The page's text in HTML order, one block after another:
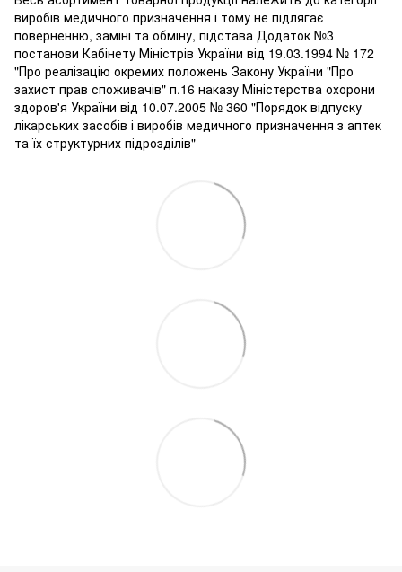
виробів медичного призначення і тому не підлягає
поверненню, заміні та обміну, підстава Додаток №3
постанови Кабінету Міністрів України від 19.03.1994 № 172
"Про реалізацію окремих положень Закону України "Про
захист прав споживачів" п.16 наказу Міністерства охорони
здоров'я України від 10.07.2005 № 360 "Порядок відпуску
лікарських засобів і виробів медичного призначення з аптек
та їх структурних підрозділів"